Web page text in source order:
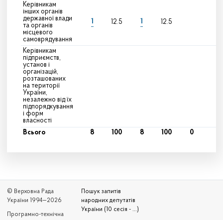
Керівникам
інших органів
державної влади
та органів
місцевого
самоврядування
1 12.5 1 12.5
Керівникам
підприємств,
установ і
організацій,
розташованих
на території
України,
незалежно від їх
підпорядкування
і форм
власності
Всього
8 100 8 100 0
© Верховна Рада
України 1994—2026
Програмно-технічна
Пошук запитів
народних депутатів
України (10 сесія - ...)